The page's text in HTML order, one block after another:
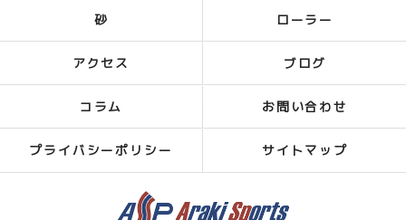
砂 ローラー
アクセス ブログ
コラム お問い合わせ
プライバシーポリシー サイトマップ